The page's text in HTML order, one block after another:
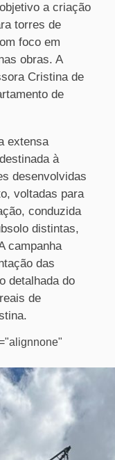
a criação
torres de
foco em
obras. A
Cristina de
de
extensa
à
desenvolvidas
voltadas para
conduzida
distintas,
campanha
das
detalhada do
de